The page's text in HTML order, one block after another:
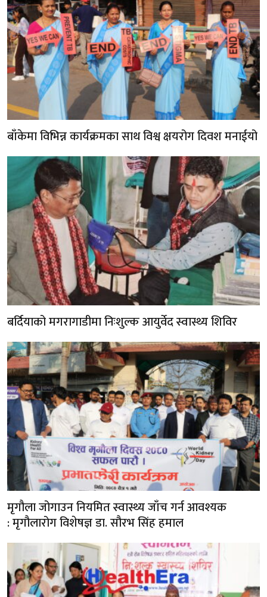
बाँकेमा विभिन्न कार्यक्रमका साथ विश्व क्षयरोग दिवश मनाईयो
बर्दियाको मगरागाडीमा निःशुल्क आयुर्वेद स्वास्थ्य शिविर
मृगौला जोगाउन नियमित स्वास्थ्य जाँच गर्न आवश्यक
: मृगौलारोग विशेषज्ञ डा. सौरभ सिंह हमाल